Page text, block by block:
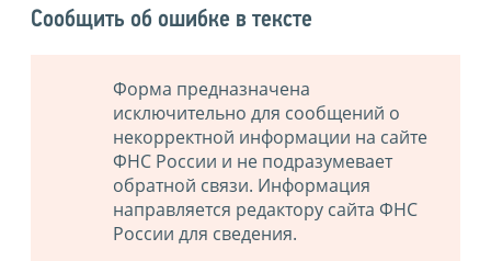
Сообщить об ошибке в тексте
Форма предназначена
исключительно для сообщений о
некорректной информации на сайте
ФНС России и не подразумевает
обратной связи. Информация
направляется редактору сайта ФНС
России для сведения.